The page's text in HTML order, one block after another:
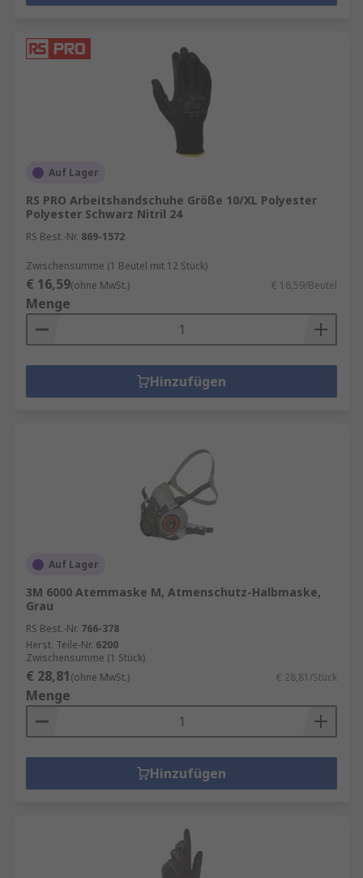
Auf Lager
RS PRO Arbeitshandschuhe Größe 10/XL Polyester
Polyester Schwarz Nitril 24
RS Best.-Nr. 869-1572
Zwischensumme (1 Beutel mit 12 Stück)
€ 16,59(ohne MwSt.) € 16,59/Beutel
Menge
Hinzufügen
Auf Lager
3M 6000 Atemmaske M, Atmenschutz-Halbmaske,
Grau
RS Best.-Nr. 766-378
Herst. Teile-Nr. 6200
Zwischensumme (1 Stück)
€ 28,81(ohne MwSt.) € 28,81/Stück
Menge
Hinzufügen